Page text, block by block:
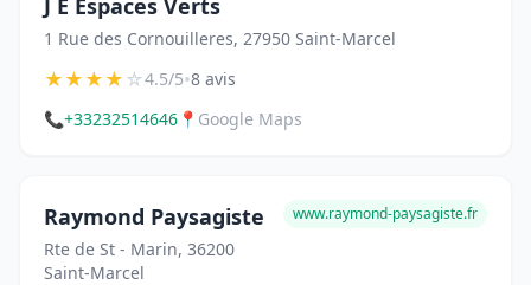
1 Rue des Cornouilleres, 27950 Saint-Marcel
★★★★☆4.5/5•8 avis
📞+33232514646 📍 Google Maps
Raymond Paysagiste
Rte de St - Marin, 36200
Saint-Marcel
www.raymond-paysagiste.fr